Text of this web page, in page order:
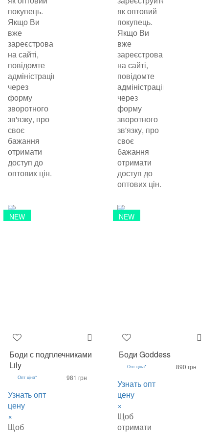
покупець.
Якщо Ви
вже
зареєстровані
на сайті,
повідомте
адміністрацію
через
форму
зворотного
зв'язку, про
своє
бажання
отримати
доступ до
оптових цін.
як оптовий
покупець.
Якщо Ви
вже
зареєстровані
на сайті,
повідомте
адміністрацію
через
форму
зворотного
зв'язку, про
своє
бажання
отримати
доступ до
оптових цін.
NEW
Боди с подплечниками
Lily
Опт ціна*
Узнать опт
цену
×
Щоб
981 грн
NEW
Боди Goddess
Опт ціна*
Узнать опт
цену
×
Щоб
отримати
890 грн